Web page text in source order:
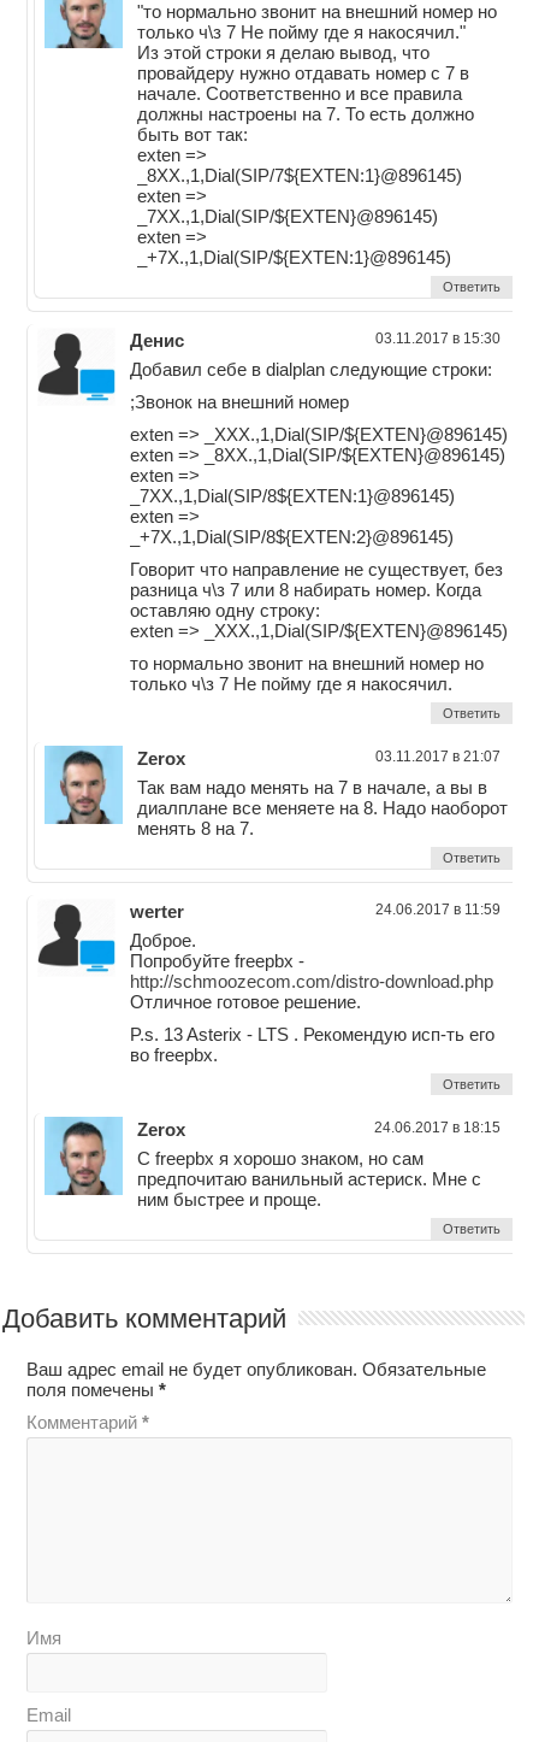
"то нормально звонит на внешний номер но
только ч\з 7 Не пойму где я накосячил."
Из этой строки я делаю вывод, что
провайдеру нужно отдавать номер с 7 в
начале. Соответственно и все правила
должны настроены на 7. То есть должно
быть вот так:
exten =>
_8XX.,1,Dial(SIP/7${EXTEN:1}@896145)
exten =>
_7XX.,1,Dial(SIP/${EXTEN}@896145)
exten =>
_+7X.,1,Dial(SIP/${EXTEN:1}@896145)
Ответить
Денис 03.11.2017 в 15:30
Добавил себе в dialplan следующие строки:
;Звонок на внешний номер
exten => _XXX.,1,Dial(SIP/${EXTEN}@896145)
exten => _8XX.,1,Dial(SIP/${EXTEN}@896145)
exten =>
_7XX.,1,Dial(SIP/8${EXTEN:1}@896145)
exten =>
_+7X.,1,Dial(SIP/8${EXTEN:2}@896145)
Говорит что направление не существует, без
разница ч\з 7 или 8 набирать номер. Когда
оставляю одну строку:
exten => _XXX.,1,Dial(SIP/${EXTEN}@896145)
то нормально звонит на внешний номер но
только ч\з 7 Не пойму где я накосячил.
Ответить
Zerox 03.11.2017 в 21:07
Так вам надо менять на 7 в начале, а вы в
диалплане все меняете на 8. Надо наоборот
менять 8 на 7.
Ответить
werter 24.06.2017 в 11:59
Доброе.
Попробуйте freepbx -
http://schmoozecom.com/distro-download.php
Отличное готовое решение.
P.s. 13 Asterix - LTS . Рекомендую исп-ть его
во freepbx.
Ответить
Zerox 24.06.2017 в 18:15
С freepbx я хорошо знаком, но сам
предпочитаю ванильный астериск. Мне с
ним быстрее и проще.
Ответить
Добавить комментарий
Ваш адрес email не будет опубликован. Обязательные
поля помечены*
Комментарий*
Имя
Email